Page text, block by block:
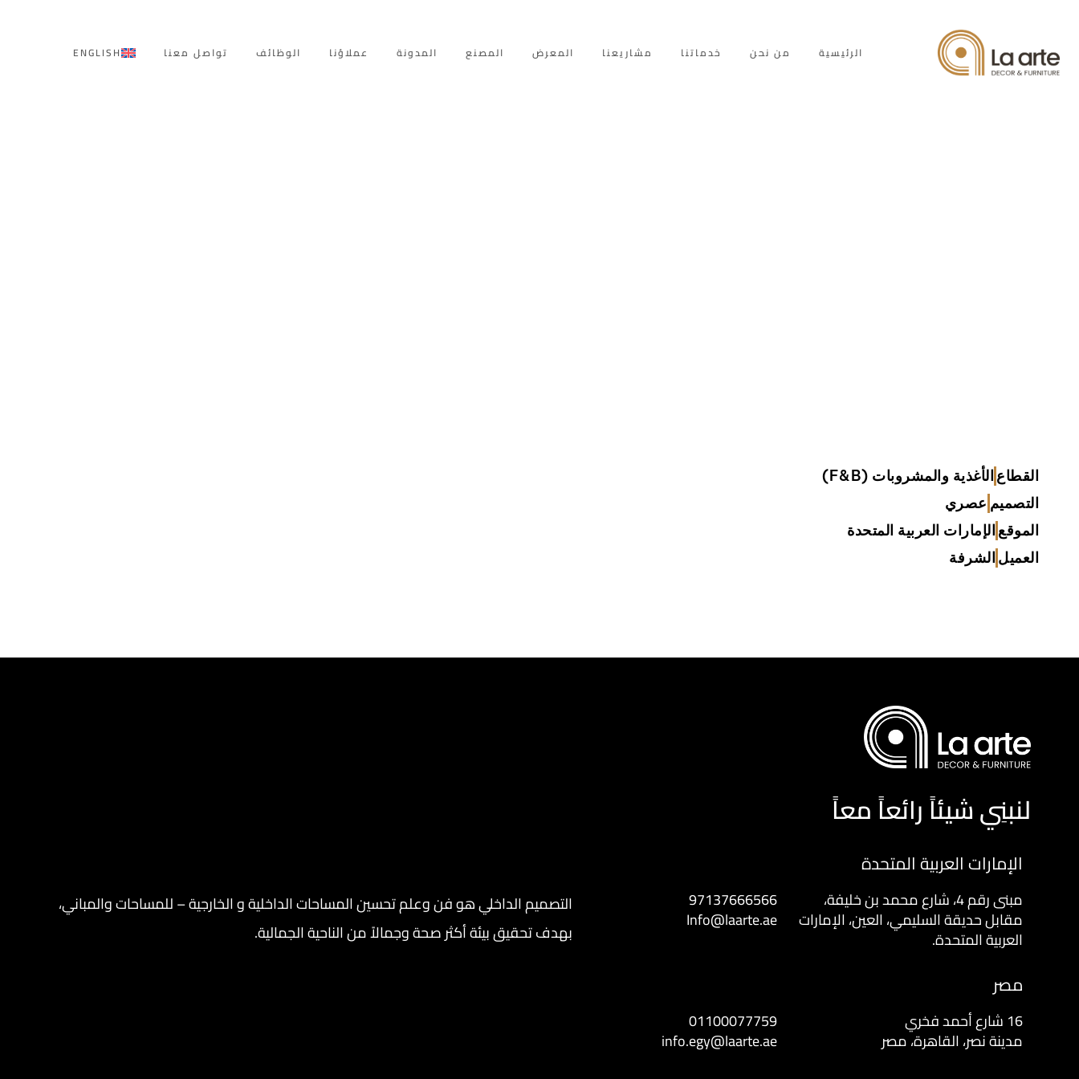
الرئيسية من نحن خدماتنا مشاريعنا المعرض المصنع المدونة عملاؤنا الوظائف تواصل معنا ENGLISH
القطاع الأغذية والمشروبات (F&B)
التصميم عصري
الموقع الإمارات العربية المتحدة
العميل الشرفة
لنبنِي شيئاً رائعاً معاً
الإمارات العربية المتحدة
مبنى رقم 4، شارع محمد بن خليفة،
مقابل حديقة السليمي، العين، الإمارات
العربية المتحدة.
97137666566
Info@laarte.ae
التصميم الداخلي هو فن وعلم تحسين المساحات الداخلية و الخارجية – للمساحات والمباني،
بهدف تحقيق بيئة أكثر صحة وجمالاً من الناحية الجمالية.
مصر
16 شارع أحمد فخري
مدينة نصر، القاهرة، مصر
01100077759
info.egy@laarte.ae